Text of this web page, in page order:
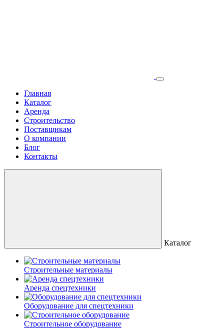
Главная
Каталог
Аренда
Строительство
Поставщикам
О компании
Блог
Контакты
Каталог
Строительные материалы
Аренда спецтехники
Оборудование для спецтехники
Строительное оборудование